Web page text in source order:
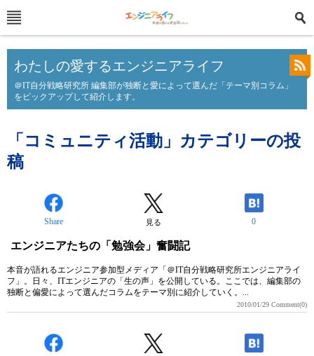
わたしの愛するエンジニアライフ
＠IT自分戦略研究所 編集部が独断と愛によって選んだ「テーマ別コラム」
をピックアップして紹介します。
「コミュニティ活動」カテゴリーの投
稿
Share 見る 0
エンジニアたちの「勉強会」奮闘記
本音が語れるエンジニア参加型メディア「＠IT自分戦略研究所エンジニアライ
フ」。日々、ITエンジニアの「生の声」を公開している。ここでは、編集部の
独断と偏愛によって選んだコラムをテーマ別に紹介していく。...
2010/01/29 Comment(0)